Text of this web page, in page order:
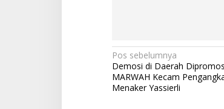
N
a
v
Pos sebelumnya
Demosi di Daerah
MARWAH Kecam
Menaker Yassierli